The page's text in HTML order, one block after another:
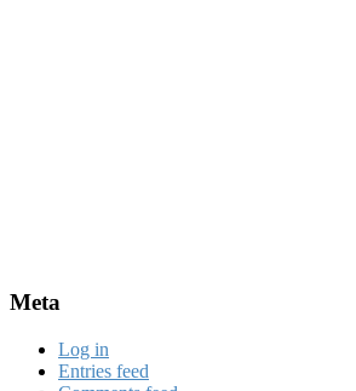
Meta
Log in
Entries feed